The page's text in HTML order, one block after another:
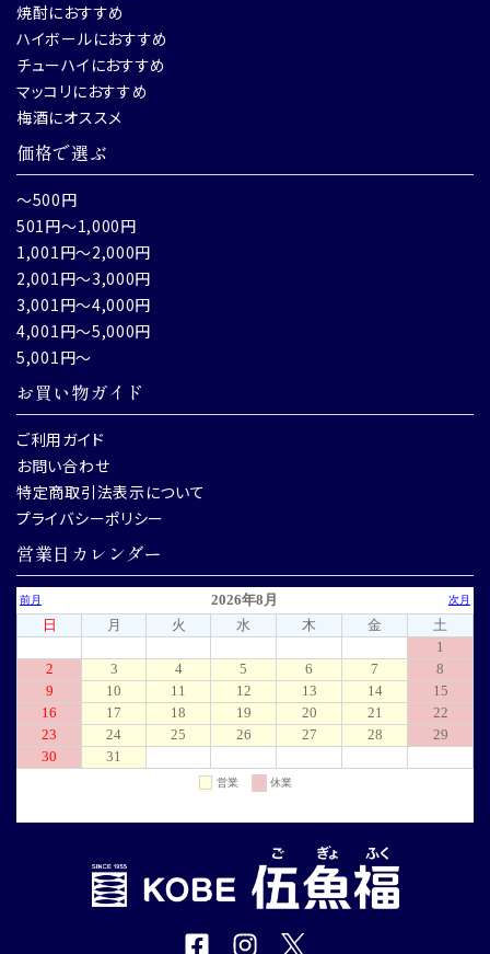
焼酎におすすめ
ハイボールにおすすめ
チューハイにおすすめ
マッコリにおすすめ
梅酒にオススメ
価格で選ぶ
～500円
501円～1,000円
1,001円～2,000円
2,001円～3,000円
3,001円～4,000円
4,001円～5,000円
5,001円～
お買い物ガイド
ご利用ガイド
お問い合わせ
特定商取引法表示について
プライバシーポリシー
営業日カレンダー